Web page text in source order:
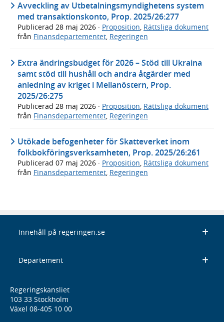
Avveckling av Utbetalningsmyndighetens system
med transaktionskonto, Prop. 2025/26:277
Publicerad 28 maj 2026 · Proposition, Rättsliga dokument
från Finansdepartementet, Regeringen
Extra ändringsbudget för 2026 – Stöd till Ukraina
samt stöd till hushåll och andra åtgärder med
anledning av kriget i Mellanöstern, Prop.
2025/26:275
Publicerad 28 maj 2026 · Proposition Rättsliga dokument
från Finansdepartementet Regeringen
Utökade befogenheter för Skatteverket inom
folkbokföringsverksamheten, Prop. 2025/26:261
Publicerad 07 maj 2026 · Proposition, Rättsliga dokument
från Finansdepartementet, Regeringen
Innehåll på regeringen.se
Departement
Regeringskansliet
103 33 Stockholm
Växel 08-405 10 00